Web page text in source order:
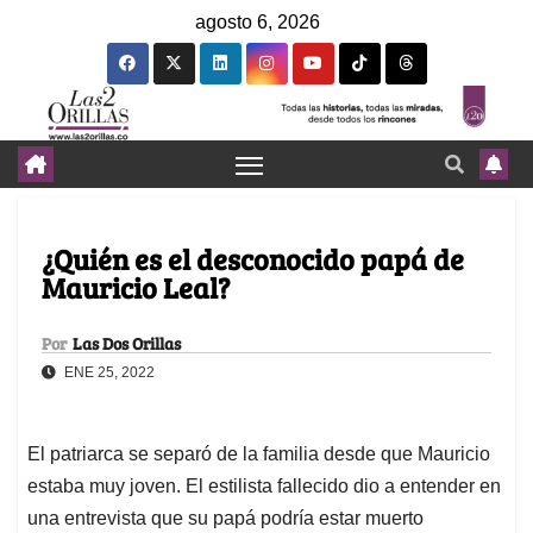
agosto 6, 2026
¿Quién es el desconocido papá de
Mauricio Leal?
Por Las Dos Orillas
ENE 25, 2022
El patriarca se separó de la familia desde que Mauricio
estaba muy joven. El estilista fallecido dio a entender en
una entrevista que su papá podría estar muerto